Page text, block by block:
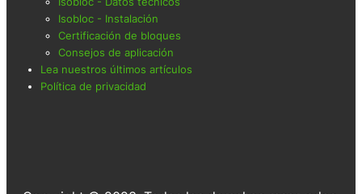
Isobloc - Instalación
Certificación de bloques
Consejos de aplicación
Lea nuestros últimos artículos
Política de privacidad